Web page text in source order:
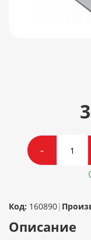
-
Код: 160890|
Описание